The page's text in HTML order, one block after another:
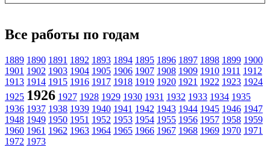
Все работы по годам
1889 1890 1891 1892 1893 1894 1895 1896 1897 1898 1899 1900
1901 1902 1903 1904 1905 1906 1907 1908 1909 1910 1911 1912
1913 1914 1915 1916 1917 1918 1919 1920 1921 1922 1923 1924
1925 1926 1927 1928 1929 1930 1931 1932 1933 1934 1935
1936 1937 1938 1939 1940 1941 1942 1943 1944 1945 1946 1947
1948 1949 1950 1951 1952 1953 1954 1955 1956 1957 1958 1959
1960 1961 1962 1963 1964 1965 1966 1967 1968 1969 1970 1971
1972 1973